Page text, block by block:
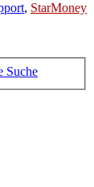
, StarMoney
Suche